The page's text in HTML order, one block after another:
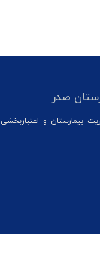
صدر
بیمارستان و اعتباربخشی